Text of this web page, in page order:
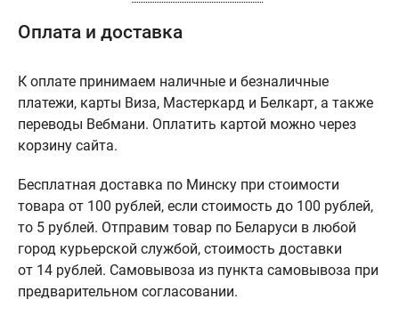
Оплата и доставка
К оплате принимаем наличные и безналичные
платежи, карты Виза, Мастеркард и Белкарт, а также
переводы Вебмани. Оплатить картой можно через
корзину сайта.
Бесплатная доставка по Минску при стоимости
товара от 100 рублей, если стоимость до 100 рублей,
то 5 рублей. Отправим товар по Беларуси в любой
город курьерской службой, стоимость доставки
от 14 рублей. Самовывоза из пункта самовывоза при
предварительном согласовании.